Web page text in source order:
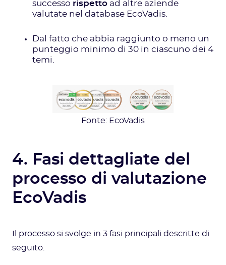
successo rispetto ad altre aziende
valutate nel database EcoVadis.
Dal fatto che abbia raggiunto o meno un
punteggio minimo di 30 in ciascuno dei 4
temi.
Fonte: EcoVadis
4. Fasi dettagliate del
processo di valutazione
EcoVadis
Il processo si svolge in 3 fasi principali descritte di
seguito.